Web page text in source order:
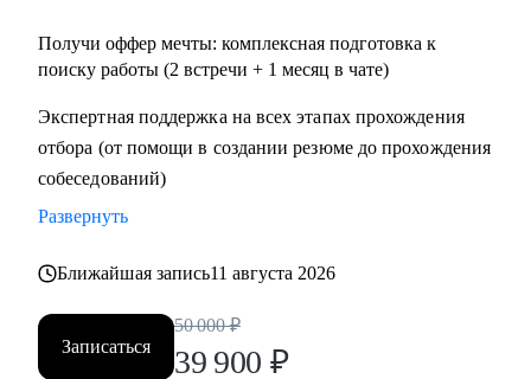
Получи оффер мечты: комплексная подготовка к
поиску работы (2 встречи + 1 месяц в чате)
Экспертная поддержка на всех этапах прохождения
отбора (от помощи в создании резюме до прохождения
собеседований)
Развернуть
Ближайшая запись11 августа 2026
Записаться
50 000 ₽
39 900 ₽